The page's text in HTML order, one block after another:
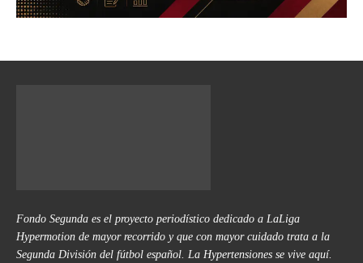
Fondo Segunda es el proyecto periodístico dedicado a LaLiga
Hypermotion de mayor recorrido y que con mayor cuidado trata a la
Segunda División del fútbol español. La Hypertensiones se vive aquí.